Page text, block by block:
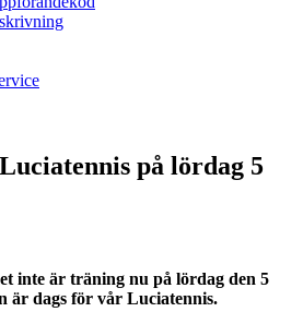
på lördag 5
inte är träning nu på lördag den 5
är dags för vår Luciatennis.